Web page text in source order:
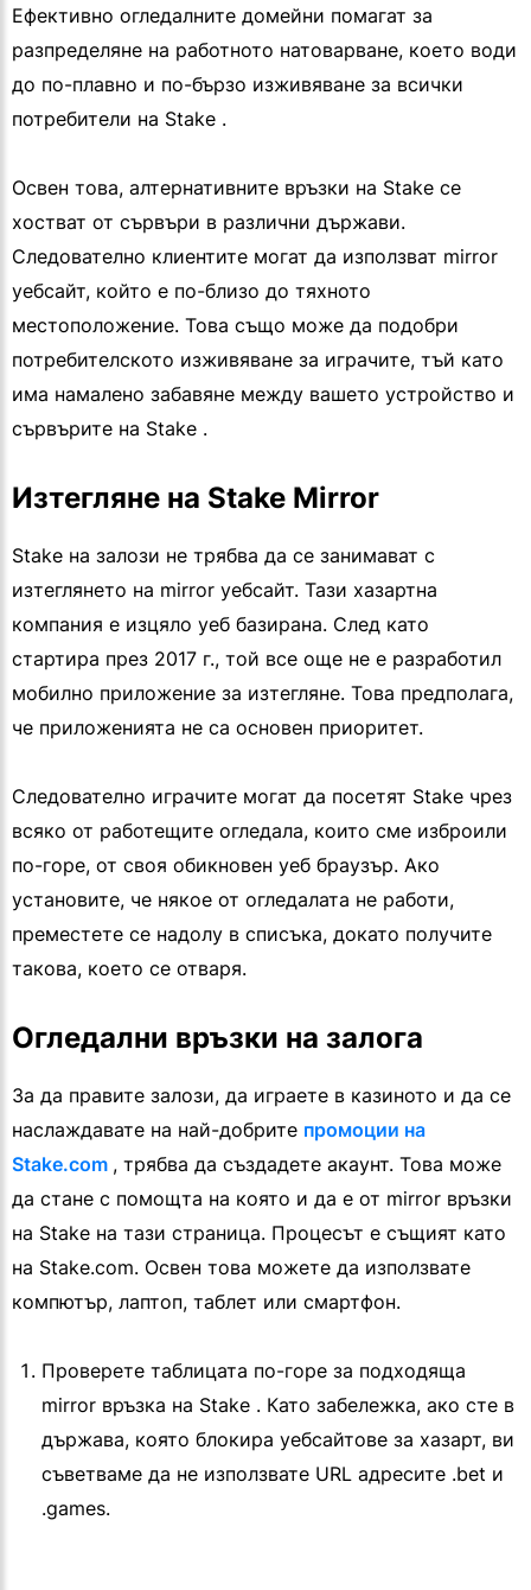
Ефективно огледалните домейни помагат за
разпределяне на работното натоварване, което води
до по-плавно и по-бързо изживяване за всички
потребители на Stake .
Освен това, алтернативните връзки на Stake се
хостват от сървъри в различни държави.
Следователно клиентите могат да използват mirror
уебсайт, който е по-близо до тяхното
местоположение. Това също може да подобри
потребителското изживяване за играчите, тъй като
има намалено забавяне между вашето устройство и
сървърите на Stake .
Изтегляне на Stake Mirror
Stake на залози не трябва да се занимават с
изтеглянето на mirror уебсайт. Тази хазартна
компания е изцяло уеб базирана. След като
стартира през 2017 г., той все още не е разработил
мобилно приложение за изтегляне. Това предполага,
че приложенията не са основен приоритет.
Следователно играчите могат да посетят Stake чрез
всяко от работещите огледала, които сме изброили
по-горе, от своя обикновен уеб браузър. Ако
установите, че някое от огледалата не работи,
преместете се надолу в списъка, докато получите
такова, което се отваря.
Огледални връзки на залога
За да правите залози, да играете в казиното и да се
наслаждавате на най-добрите промоции на
Stake.com , трябва да създадете акаунт. Това може
да стане с помощта на която и да е от mirror връзки
на Stake на тази страница. Процесът е същият като
на Stake.com. Освен това можете да използвате
компютър, лаптоп, таблет или смартфон.
Проверете таблицата по-горе за подходяща
mirror връзка на Stake . Като забележка, ако сте в
държава, която блокира уебсайтове за хазарт, ви
съветваме да не използвате URL адресите .bet и
.games.